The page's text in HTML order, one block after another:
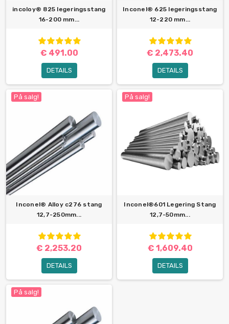
incoloy® 825 legeringsstang
16-200 mm...
€ 491.00
DETAILS
Inconel® 625 legeringsstang
12-220 mm...
€ 2,473.40
DETAILS
På salg!
Inconel® Alloy c276 stang
12,7-250mm...
€ 2,253.20
DETAILS
På salg!
Inconel®601 Legering Stang
12,7-50mm...
€ 1,609.40
DETAILS
På salg!